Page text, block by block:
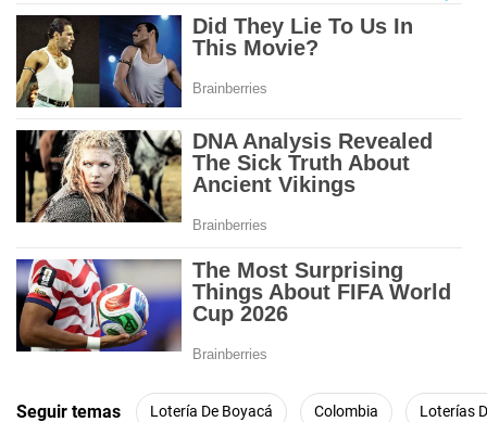
Seguir temas Lotería De Boyacá Colombia Loterías